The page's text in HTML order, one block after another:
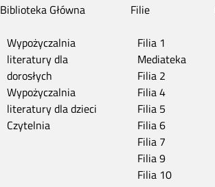
Biblioteka Główna
Wypożyczalnia
literatury dla
dorosłych
Wypożyczalnia
literatury dla dzieci
Czytelnia
Filie
Filia 1
Mediateka
Filia 2
Filia 4
Filia 5
Filia 6
Filia 7
Filia 9
Filia 10